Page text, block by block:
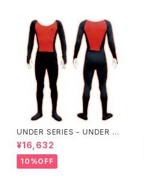
UNDER SERIES - UNDER pe
rformance ALL+即暖
¥16,632
10%OFF